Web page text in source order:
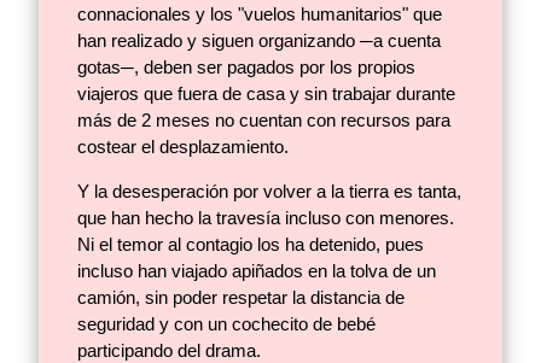
connacionales y los "vuelos humanitarios" que
han realizado y siguen organizando ─a cuenta
gotas─, deben ser pagados por los propios
viajeros que fuera de casa y sin trabajar durante
más de 2 meses no cuentan con recursos para
costear el desplazamiento.
Y la desesperación por volver a la tierra es tanta,
que han hecho la travesía incluso con menores.
Ni el temor al contagio los ha detenido, pues
incluso han viajado apiñados en la tolva de un
camión, sin poder respetar la distancia de
seguridad y con un cochecito de bebé
participando del drama.